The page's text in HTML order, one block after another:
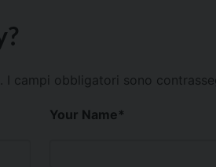
I campi obbligatori sono
Your Name*